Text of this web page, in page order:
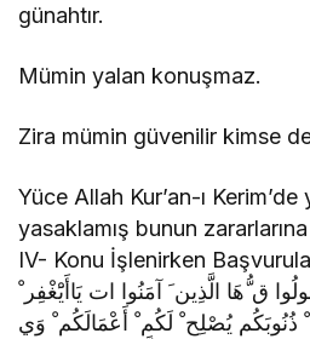
günahtır.
Mümin yalan konuşmaz.
Zira mümin güvenilir kimse
Yüce Allah Kur’an-ı Kerim’de
yasaklamış bunun
IV- Konu İşlenirken
ق ُّهَا الَّذِين َ آمَنُوا ات يَاأَيَْغْفِر
ذُنُوبَكُم يُصْلِح ْ لَكُم ْ أَعْمَالَكُم ْ وَي